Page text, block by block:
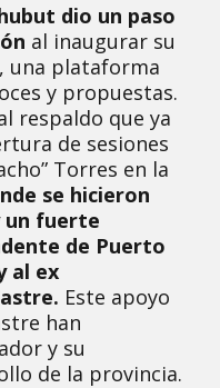
dio un paso
al inaugurar su
una plataforma
y propuestas.
respaldo que ya
de sesiones
Torres en la
se hicieron
un fuerte
de Puerto
al ex
Este apoyo
han
y su
de la provincia.